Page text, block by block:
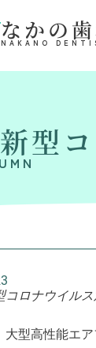
なかの
NAKANO
型
コロナウイル
型高性能エア